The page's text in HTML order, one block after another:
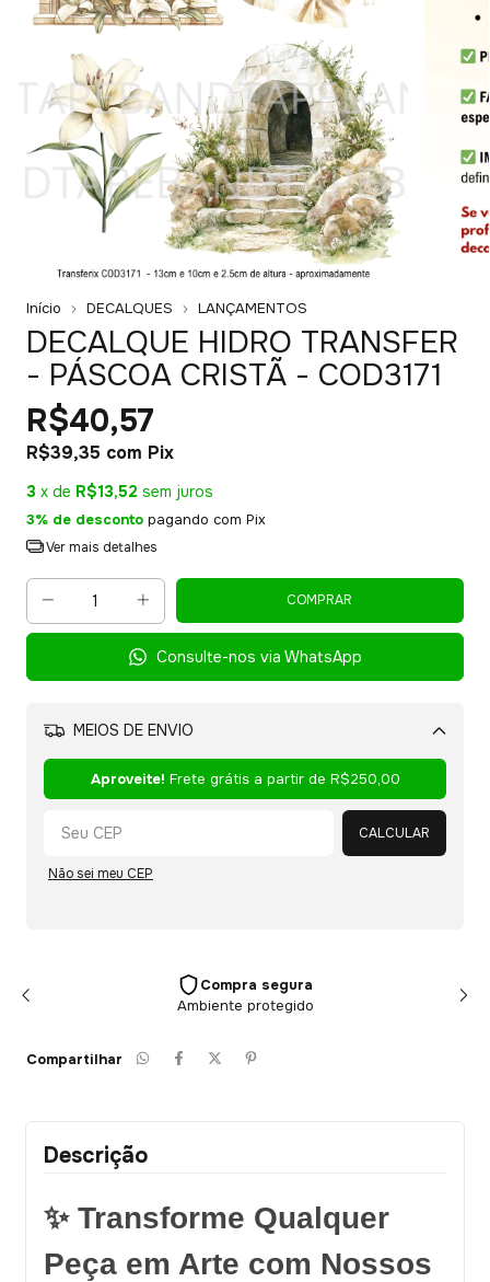
Início DECALQUES LANÇAMENTOS
DECALQUE HIDRO TRANSFER
- PÁSCOA CRISTÃ - COD3171
R$40,57
R$39,35 com Pix
3 x de R$13,52 sem juros
3% de desconto pagando com Pix
Ver mais detalhes
Consulte-nos via WhatsApp
MEIOS DE ENVIO
Aproveite! Frete grátis a partir de R$250,00
CALCULAR
Não sei meu CEP
Compra segura
Ambiente protegido
Compartilhar
Descrição
✨ Transforme Qualquer
Peça em Arte com Nossos